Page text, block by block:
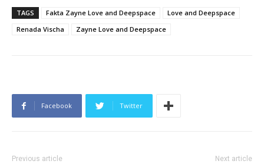
TAGS Fakta Zayne Love and Deepspace
Love and Deepspace
Renada Vischa
Zayne Love and Deepspace
Facebook Twitter
Previous article Next article